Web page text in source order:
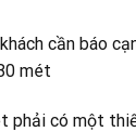
cần báo
mét
phải có một